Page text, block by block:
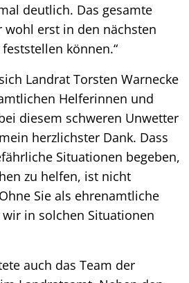
deutlich. Das gesamte
wohl erst in den nächsten
können.“
Landrat Torsten Warnecke
Helferinnen und
diesem schweren Unwetter
herzlichster Dank. Dass
Situationen begeben,
zu helfen, ist nicht
Sie als ehrenamtliche
in solchen Situationen
auch das Team der